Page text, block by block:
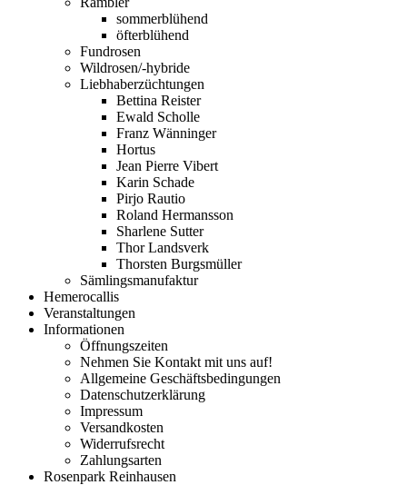
sommerblühend
öfterblühend
Fundrosen
Wildrosen/-hybride
Liebhaberzüchtungen
Bettina Reister
Ewald Scholle
Franz Wänninger
Hortus
Jean Pierre Vibert
Karin Schade
Pirjo Rautio
Roland Hermansson
Sharlene Sutter
Thor Landsverk
Thorsten Burgsmüller
Sämlingsmanufaktur
Hemerocallis
Veranstaltungen
Informationen
Öffnungszeiten
Nehmen Sie Kontakt mit uns auf!
Allgemeine Geschäftsbedingungen
Datenschutzerklärung
Impressum
Versandkosten
Widerrufsrecht
Zahlungsarten
Rosenpark Reinhausen